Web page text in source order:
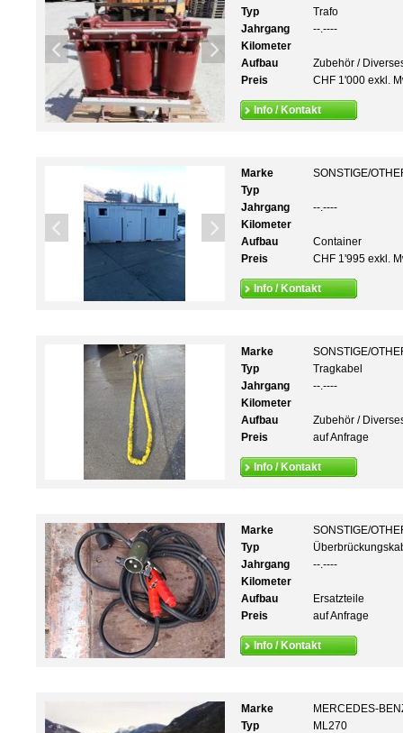
Typ
Trafo
Jahrgang
--.----
Kilometer
Aufbau
Zubehör /
Preis
CHF 1'000 exkl.
Info / Kontakt
Marke
SONSTIGE/
Typ
Jahrgang
--.----
Kilometer
Aufbau
Container
Preis
CHF 1'995 exkl.
Info / Kontakt
Marke
SONSTIGE/
Typ
Tragkabel
Jahrgang
--.----
Kilometer
Aufbau
Zubehör /
Preis
auf Anfrage
Info / Kontakt
Marke
SONSTIGE/
Typ
Jahrgang
--.----
Kilometer
Aufbau
Ersatzteile
Preis
auf Anfrage
Info / Kontakt
Marke
MERCEDES-
Typ
ML270